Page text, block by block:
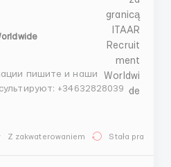
пишите и наши
+34632828039 -
Z zakwaterowaniem Stała praca